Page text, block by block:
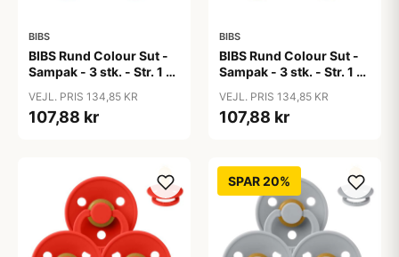
BIBS
BIBS Rund Colour Sut -
Sampak - 3 stk. - Str. 1 -
VEJL. PRIS 134,85 KR
107,88 kr
BIBS
BIBS Rund Colour Sut -
Sampak - 3 stk. - Str. 1 -
VEJL. PRIS 134,85 KR
107,88 kr
SPAR 20%